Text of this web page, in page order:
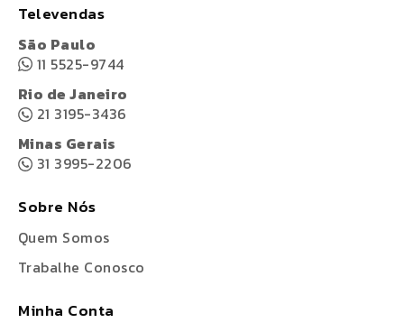
Televendas
São Paulo
11 5525-9744
Rio de Janeiro
21 3195-3436
Minas Gerais
31 3995-2206
Sobre Nós
Quem Somos
Trabalhe Conosco
Minha Conta